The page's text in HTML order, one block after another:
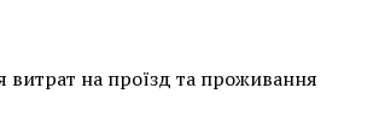
витрат на проїзд та проживання